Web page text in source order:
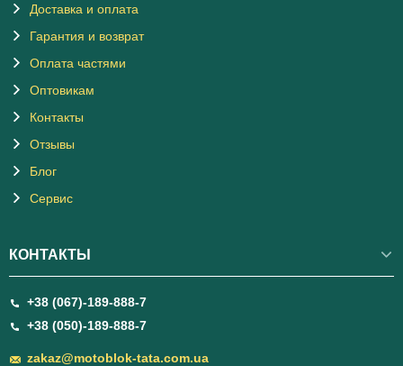
Доставка и оплата
Гарантия и возврат
Оплата частями
Оптовикам
Контакты
Отзывы
Блог
Сервис
КОНТАКТЫ
+38 (067)-189-888-7
+38 (050)-189-888-7
zakaz@motoblok-tata.com.ua